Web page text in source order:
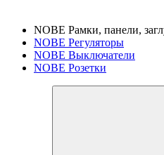
NOBE Рамки, панели,
NOBE Регуляторы
NOBE Выключатели
NOBE Розетки